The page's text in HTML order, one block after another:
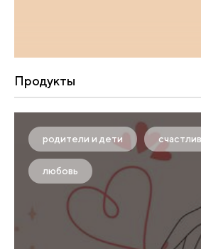
Продукты
родители и дети
любовь